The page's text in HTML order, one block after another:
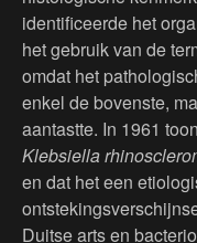
identificeerde het
het gebruik van de
omdat het
enkel de bovenste,
aantastte. In 1961
Klebsiella
en dat het een
Duitse arts en